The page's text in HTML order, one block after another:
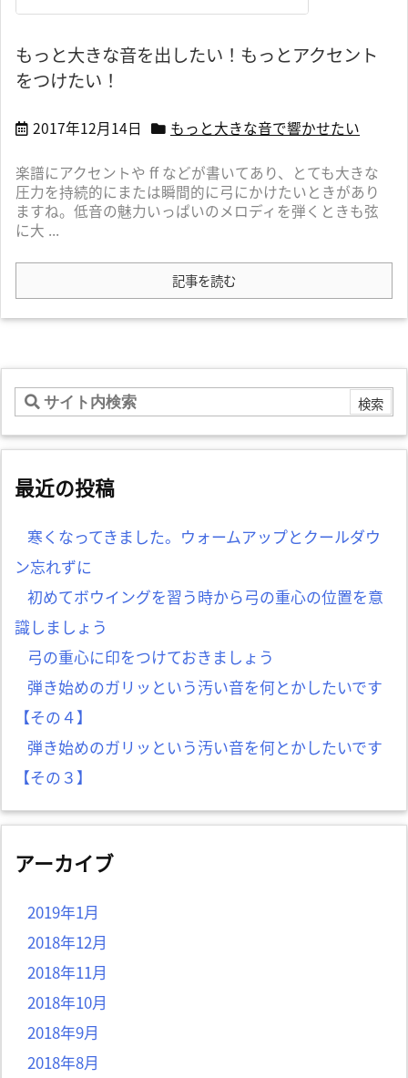
もっと大きな音を出したい！もっとアクセント
をつけたい！
2017年12月14日 もっと大きな音で響かせたい
楽譜にアクセントや ff などが書いてあり、とても大きな
圧力を持続的にまたは瞬間的に弓にかけたいときがあり
ますね。低音の魅力いっぱいのメロディを弾くときも弦
に大 ...
記事を読む
最近の投稿
寒くなってきました。ウォームアップとクールダウ
ン忘れずに
初めてボウイングを習う時から弓の重心の位置を意
識しましょう
弓の重心に印をつけておきましょう
弾き始めのガリッという汚い音を何とかしたいです
【その４】
弾き始めのガリッという汚い音を何とかしたいです
【その３】
アーカイブ
2019年1月
2018年12月
2018年11月
2018年10月
2018年9月
2018年8月